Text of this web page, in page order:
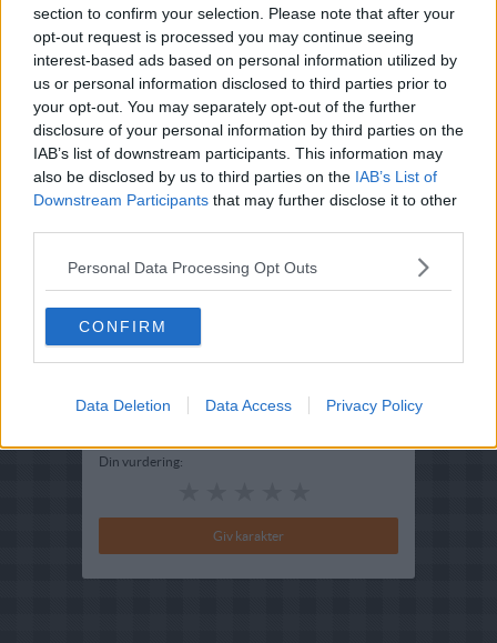
section to confirm your selection. Please note that after your
opt-out request is processed you may continue seeing
interest-based ads based on personal information utilized by
us or personal information disclosed to third parties prior to
your opt-out. You may separately opt-out of the further
disclosure of your personal information by third parties on the
IAB’s list of downstream participants. This information may
also be disclosed by us to third parties on the IAB’s List of
Downstream Participants that may further disclose it to other
Personal Data Processing Opt Outs
CONFIRM
Data Deletion Data Access Privacy Policy
Opskriftsinfo
Indsendt :2003-05-26
Redigeret:2022-07-24
Brugernes vurdering:4.2(3stemmer
Din vurdering: